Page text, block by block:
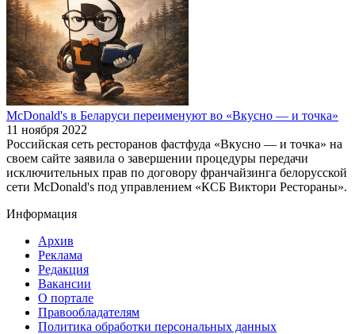
McDonald's в Беларуси переименуют во «Вкусно — и точка»
11 ноября 2022
Российская сеть ресторанов фастфуда «Вкусно — и точка» на
своем сайте заявила о завершении процедуры передачи
исключительных прав по договору франчайзинга белорусской
сети McDonald's под управлением «КСБ Виктори Рестораны».
Информация
Архив
Реклама
Редакция
Вакансии
О портале
Правообладателям
Политика обработки персональных данных